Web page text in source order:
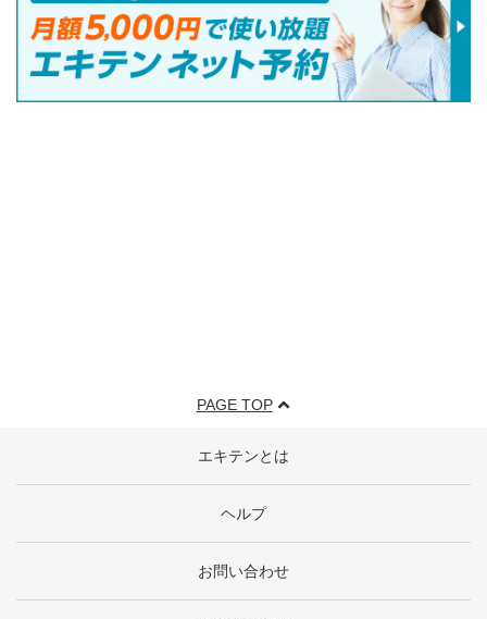
PAGE TOP
エキテンとは
ヘルプ
お問い合わせ